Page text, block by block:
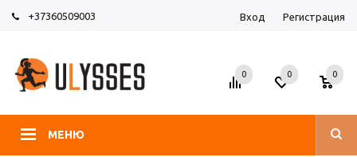
+37360509003 Вход Регистрация
МЕНЮ
0 0 0